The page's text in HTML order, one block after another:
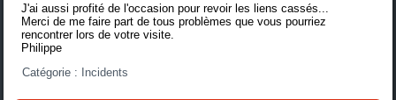
J'ai aussi profité de l'occasion pour revoir les liens cassés...
Merci de me faire part de tous problèmes que vous pourriez
rencontrer lors de votre visite.
Philippe
Catégorie :
Incidents